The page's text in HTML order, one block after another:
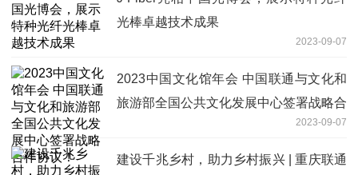
光棒卓越技术成果
2023-09-07
2023中国文化馆年会 中国联通与文化和
旅游部全国公共文化发展中心签署战略合
2023-09-07
建设千兆乡村，助力乡村振兴 | 重庆联通